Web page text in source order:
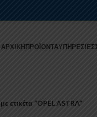
ΑΡΧΙΚΉΠΡΟΪΌΝΤΑΥΠΗΡΕΣΊΕΣ
ετικέτα “OPEL ASTRA”